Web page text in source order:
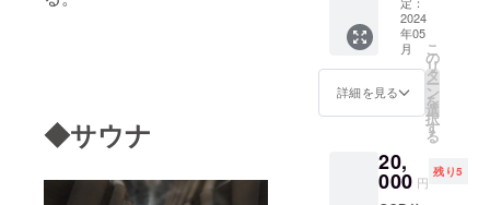
◆サウナ
き混ぜ
て入浴
してく
ださ
い。 ※
サウナ
ルは現
在制作
ちろん
入るこ
とがで
きるの
でリフ
す。 ※
支援１
件につ
ながら
の サウ
ナ体
験！ サ
ウナの
巨匠の
サウナ
から温
泉の歴
史まで
2024
年05
月
詳細を見る
こ
の
リ
タ
ー
ン
を
選
択
す
る
20,
000 円
残り5